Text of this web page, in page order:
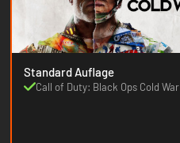
Standard Auflage
Call of Duty: Black Ops Cold War